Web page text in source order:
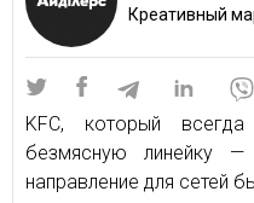
Креативный
KFC, который
безмясную линейку
направление для сетей